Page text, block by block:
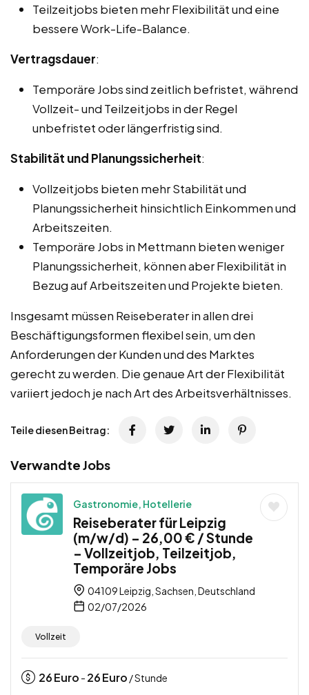
Teilzeitjobs bieten mehr Flexibilität und eine
bessere Work-Life-Balance.
Vertragsdauer:
Temporäre Jobs sind zeitlich befristet, während
Vollzeit- und Teilzeitjobs in der Regel
unbefristet oder längerfristig sind.
Stabilität und Planungssicherheit:
Vollzeitjobs bieten mehr Stabilität und
Planungssicherheit hinsichtlich Einkommen und
Arbeitszeiten.
Temporäre Jobs in Mettmann bieten weniger
Planungssicherheit, können aber Flexibilität in
Bezug auf Arbeitszeiten und Projekte bieten.
Insgesamt müssen Reiseberater in allen drei
Beschäftigungsformen flexibel sein, um den
Anforderungen der Kunden und des Marktes
gerecht zu werden. Die genaue Art der Flexibilität
variiert jedoch je nach Art des Arbeitsverhältnisses.
Teile diesen Beitrag:
Verwandte Jobs
Gastronomie, Hotellerie
Reiseberater für Leipzig
(m/w/d) – 26,00 € / Stunde
– Vollzeitjob, Teilzeitjob,
Temporäre Jobs
04109 Leipzig, Sachsen, Deutschland
02/07/2026
Vollzeit
26Euro - 26Euro / Stunde